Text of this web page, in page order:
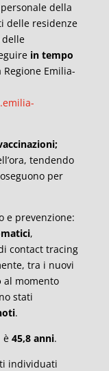
della
delle residenze
delle
in tempo
Emilia-
tendendo
per
e prevenzione:
,
contact tracing
tra i nuovi
al momento
stati
.
è 45,8 anni.
individuati